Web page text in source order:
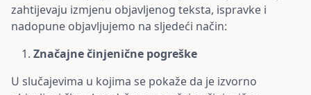
zahtijevaju izmjenu objavljenog teksta, ispravke i
nadopune objavljujemo na sljedeći način:
Značajne činjenične pogreške
U slučajevima u kojima se pokaže da je izvorno